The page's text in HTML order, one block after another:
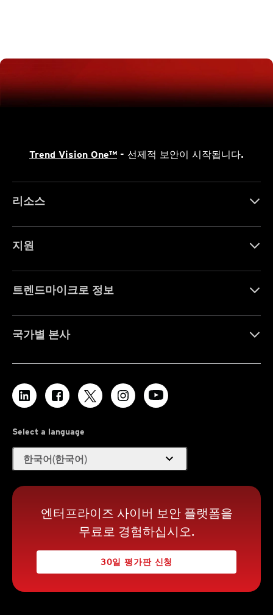
Trend Vision One™ - 선제적 보안이 시작됩니다.
리소스
지원
트렌드마이크로 정보
국가별 본사
Select a language
한국어(한국어) expand_more
엔터프라이즈 사이버 보안 플랫폼을
무료로 경험하십시오.
30일 평가판 신청